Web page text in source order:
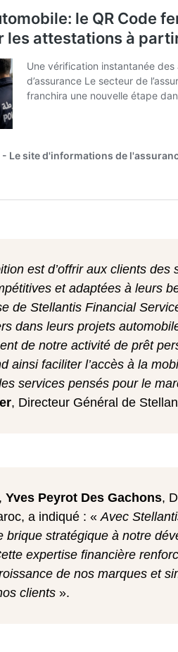
est d’offrir aux clients des
et adaptées à leurs
de Stellantis Financial
dans leurs projets
de notre activité de prêt
ainsi faciliter l’accès à la
services pensés pour le
, Directeur Général de
Yves Peyrot Des Gachons,
a indiqué : «Avec
brique stratégique à notre
expertise financière
de nos marques et
clients ».